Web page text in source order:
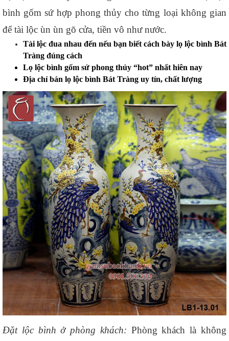
bình gốm sứ hợp phong thủy cho từng loại không gian
để tài lộc ùn ùn gõ cửa, tiền vô như nước.
Tài lộc đua nhau đến nếu bạn biết cách bày lọ lộc bình Bát
Tràng đúng cách
Lọ lộc bình gốm sứ phong thủy “hot” nhất hiên nay
Địa chỉ bán lọ lộc bình Bát Tràng uy tín, chất lượng
Đặt lộc bình ở phòng khách: Phòng khách là không